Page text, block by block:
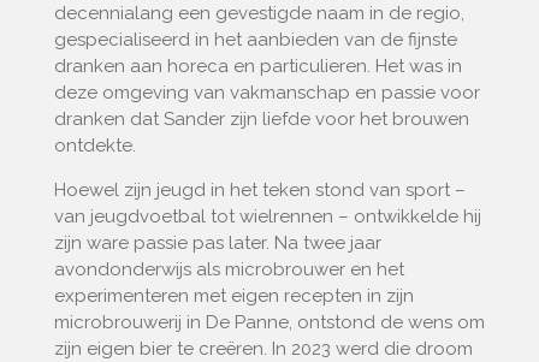
decennialang een gevestigde naam in de regio,
gespecialiseerd in het aanbieden van de fijnste
dranken aan horeca en particulieren. Het was in
deze omgeving van vakmanschap en passie voor
dranken dat Sander zijn liefde voor het brouwen
ontdekte.
Hoewel zijn jeugd in het teken stond van sport –
van jeugdvoetbal tot wielrennen – ontwikkelde hij
zijn ware passie pas later. Na twee jaar
avondonderwijs als microbrouwer en het
experimenteren met eigen recepten in zijn
microbrouwerij in De Panne, ontstond de wens om
zijn eigen bier te creëren. In 2023 werd die droom